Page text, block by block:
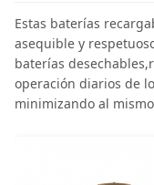
Estas baterías
asequible y
baterías
operación diarios de
minimizando al